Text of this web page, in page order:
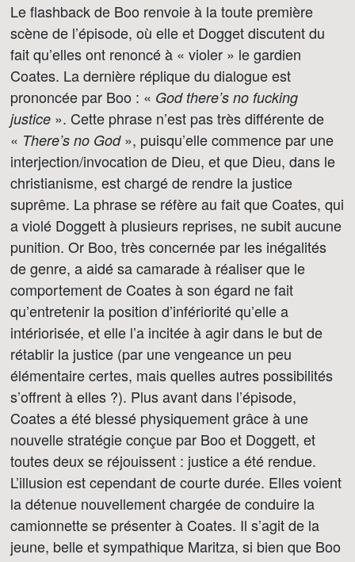
Le flashback de Boo renvoie à la toute première
scène de l’épisode, où elle et Dogget discutent du
fait qu’elles ont renoncé à « violer » le gardien
Coates. La dernière réplique du dialogue est
prononcée par Boo : « God there’s no fucking
justice ». Cette phrase n’est pas très différente de
« There’s no God», puisqu’elle commence par une
interjection/invocation de Dieu, et que Dieu, dans le
christianisme, est chargé de rendre la justice
suprême. La phrase se réfère au fait que Coates, qui
a violé Doggett à plusieurs reprises, ne subit aucune
punition. Or Boo, très concernée par les inégalités
de genre, a aidé sa camarade à réaliser que le
comportement de Coates à son égard ne fait
qu’entretenir la position d’infériorité qu’elle a
intériorisée, et elle l’a incitée à agir dans le but de
rétablir la justice (par une vengeance un peu
élémentaire certes, mais quelles autres possibilités
s’offrent à elles ?). Plus avant dans l’épisode,
Coates a été blessé physiquement grâce à une
nouvelle stratégie conçue par Boo et Doggett, et
toutes deux se réjouissent : justice a été rendue.
L’illusion est cependant de courte durée. Elles voient
la détenue nouvellement chargée de conduire la
camionnette se présenter à Coates. Il s’agit de la
jeune, belle et sympathique Maritza, si bien que Boo